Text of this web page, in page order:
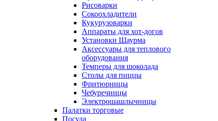
Рисоварки
Сокоохладители
Кукурузоварки
Аппараты для хот-догов
Установки Шаурма
Аксессуары для теплового
оборудования
Темперы для шоколада
Столы для пиццы
Фритюрницы
Чебуречницы
Электрошашлычницы
Палатки торговые
Посуда